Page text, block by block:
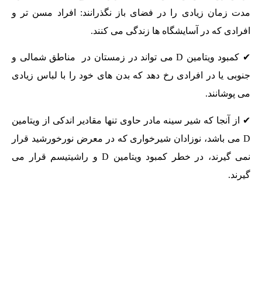
مدت زمان زیادی را در فضای باز نگذرانند: افراد مسن تر و
افرادی که در آسایشگاه ها زندگی می کنند.
✔ کمبود ویتامین D می تواند در زمستان در مناطق شمالی و
جنوبی یا در افرادی رخ دهد که بدن های خود را با لباس زیادی
می پوشانند.
✔ از آنجا که شیر سینه مادر حاوی تنها مقادیر اندکی از ویتامین
D می باشد، نوزادان شیرخواری که در معرض نورخورشید قرار
نمی گیرند، در خطر کمبود ویتامین D و راشیتیسم قرار می
گیرند.